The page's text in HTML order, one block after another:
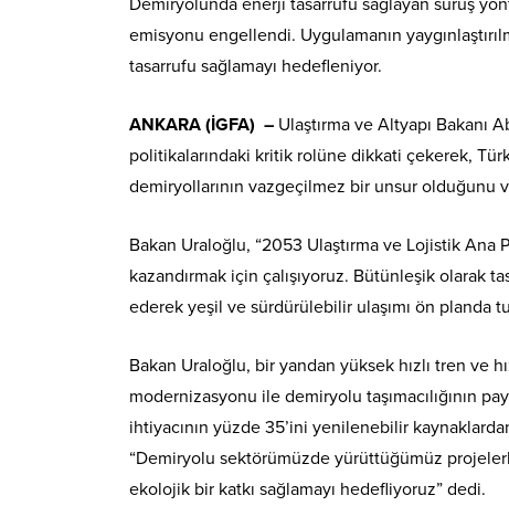
emisyonu engellendi. Uygulamanın
tasarrufu sağlamayı hedefleniyor.
ANKARA (İGFA) – Ulaştırma ve Altyapı Bakanı
politikalarındaki kritik rolüne dikkati çekerek,
demiryollarının vazgeçilmez bir unsur olduğunu
Bakan Uraloğlu, “2053 Ulaştırma ve Lojistik Ana
kazandırmak için çalışıyoruz. Bütünleşik olarak
ederek yeşil ve sürdürülebilir ulaşımı ön planda
Bakan Uraloğlu, bir yandan yüksek hızlı tren ve
modernizasyonu ile demiryolu taşımacılığının
ihtiyacının yüzde 35’ini yenilenebilir
“Demiryolu sektörümüzde yürüttüğümüz
ekolojik bir katkı sağlamayı hedefliyoruz” dedi.